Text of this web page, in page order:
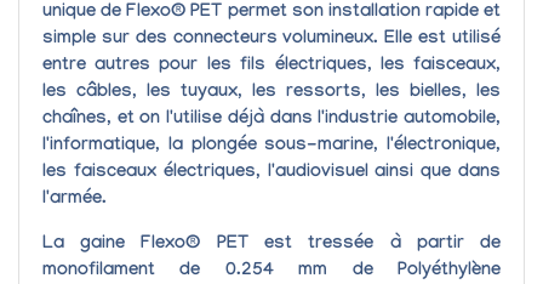
unique deFlexo® PET permet son installation rapide et
simple sur des connecteurs volumineux. Elle est utilisé
entre autres pour les fils électriques, les faisceaux,
les câbles, les tuyaux, les ressorts, les bielles, les
chaînes, et on l'utilise déjà dans l'industrie automobile,
l'informatique, la plongée sous-marine, l'électronique,
les faisceaux électriques, l'audiovisuel ainsi que dans
l'armée.
La gaineFlexo® PET
est tressée à partir de
monofilament de 0.254 mm de Polyéthylène